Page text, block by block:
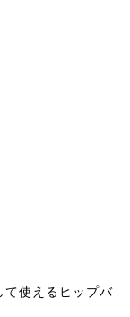
て使えるヒップバ